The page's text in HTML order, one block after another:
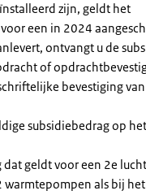
zijn, geldt het
een in 2024
ontvangt u de
of
bevestiging
subsidiebedrag op
dat geldt voor een 2e
als bij